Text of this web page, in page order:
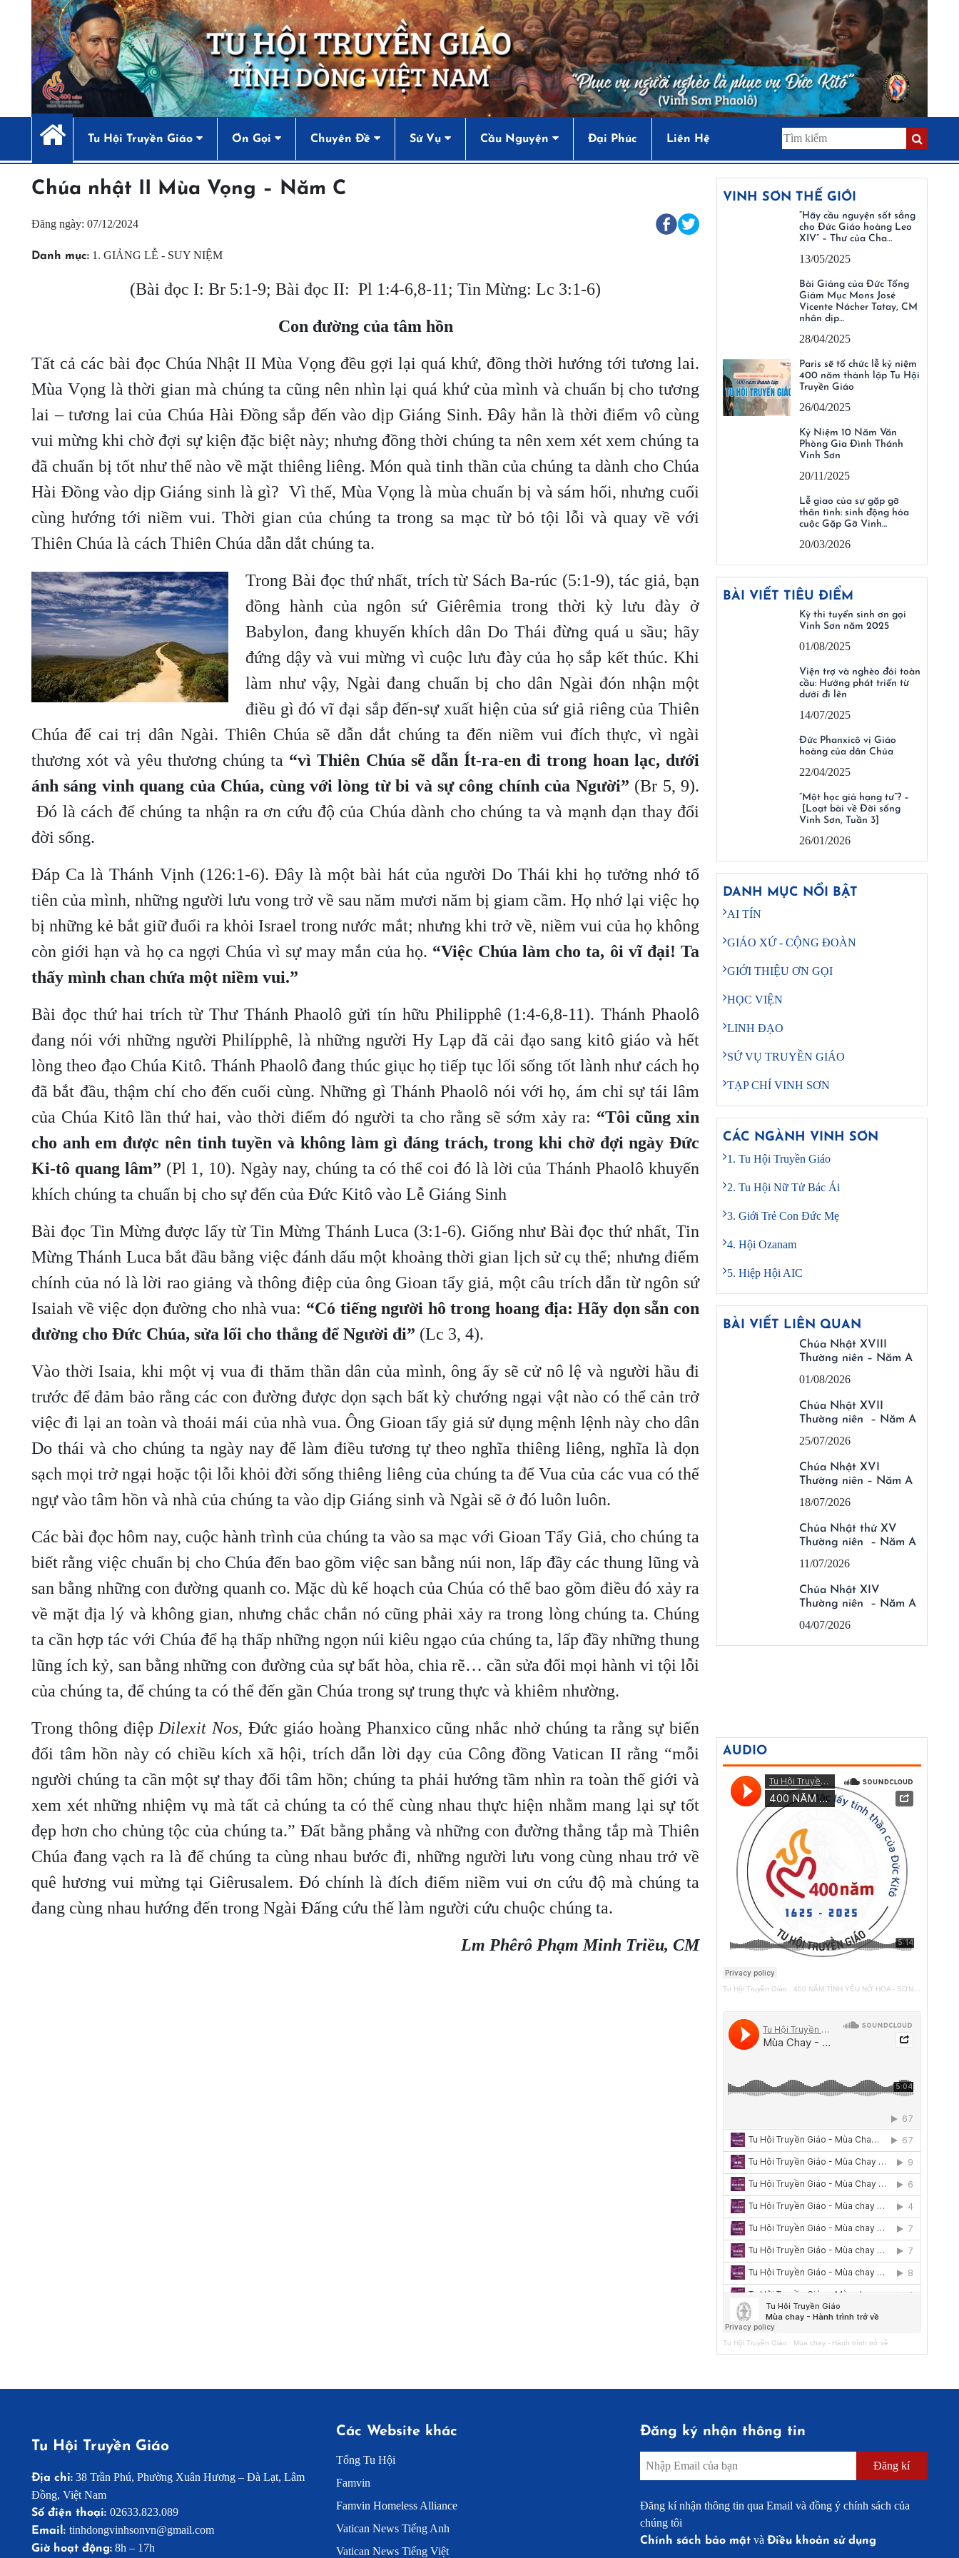
Tu Hội Truyền Giáo Ơn Gọi Chuyên Đề Sứ Vụ Cầu Nguyện Đại Phúc Liên Hệ
Chúa nhật II Mùa Vọng – Năm C
Đăng ngày: 07/12/2024
Danh mục: 1. GIẢNG LỄ - SUY NIỆM
(Bài đọc I: Br 5:1-9; Bài đọc II: Pl 1:4-6,8-11; Tin Mừng: Lc 3:1-6)
Con đường của tâm hồn
Tất cả các bài đọc Chúa Nhật II Mùa Vọng đều gợi lại quá khứ, đồng thời hướng tới tương lai.
Mùa Vọng là thời gian mà chúng ta cũng nên nhìn lại quá khứ của mình và chuẩn bị cho tương
lai – tương lai của Chúa Hài Đồng sắp đến vào dịp Giáng Sinh. Đây hẳn là thời điểm vô cùng
vui mừng khi chờ đợi sự kiện đặc biệt này; nhưng đồng thời chúng ta nên xem xét xem chúng ta
đã chuẩn bị tốt như thế nào về mặt thiêng liêng. Món quà tinh thần của chúng ta dành cho Chúa
Hài Đồng vào dịp Giáng sinh là gì? Vì thế, Mùa Vọng là mùa chuẩn bị và sám hối, nhưng cuối
cùng hướng tới niềm vui. Thời gian của chúng ta trong sa mạc từ bỏ tội lỗi và quay về với
Thiên Chúa là cách Thiên Chúa dẫn dắt chúng ta.
Trong Bài đọc thứ nhất, trích từ Sách Ba-rúc (5:1-9), tác giả, bạn
đồng hành của ngôn sứ Giêrêmia trong thời kỳ lưu đày ở
Babylon, đang khuyến khích dân Do Thái đừng quá u sầu; hãy
đứng dậy và vui mừng vì cuộc lưu đày của họ sắp kết thúc. Khi
làm như vậy, Ngài đang chuẩn bị cho dân Ngài đón nhận một
điều gì đó vĩ đại sắp đến-sự xuất hiện của sứ giả riêng của Thiên
Chúa để cai trị dân Ngài. Thiên Chúa sẽ dẫn dắt chúng ta đến niềm vui đích thực, vì ngài
thương xót và yêu thương chúng ta “vì Thiên Chúa sẽ dẫn Ít-ra-en đi trong hoan lạc, dưới
ánh sáng vinh quang của Chúa, cùng với lòng từ bi và sự công chính của Người” (Br 5, 9).
Đó là cách để chúng ta nhận ra ơn cứu độ của Chúa dành cho chúng ta và mạnh dạn thay đổi
đời sống.
Đáp Ca là Thánh Vịnh (126:1-6). Đây là một bài hát của người Do Thái khi họ tưởng nhớ tổ
tiên của mình, những người lưu vong trở về sau năm mươi năm bị giam cầm. Họ nhớ lại việc họ
bị những kẻ bắt giữ đuổi ra khỏi Israel trong nước mắt; nhưng khi trở về, niềm vui của họ không
còn giới hạn và họ ca ngợi Chúa vì sự may mắn của họ. “Việc Chúa làm cho ta, ôi vĩ đại! Ta
thấy mình chan chứa một niềm vui.”
Bài đọc thứ hai trích từ Thư Thánh Phaolô gửi tín hữu Philipphê (1:4-6,8-11). Thánh Phaolô
đang nói với những người Philípphê, là những người Hy Lạp đã cải đạo sang kitô giáo và hết
lòng theo đạo Chúa Kitô. Thánh Phaolô đang thúc giục họ tiếp tục lối sống tốt lành như cách họ
đã bắt đầu, thậm chí cho đến cuối cùng. Những gì Thánh Phaolô nói với họ, ám chỉ sự tái lâm
của Chúa Kitô lần thứ hai, vào thời điểm đó người ta cho rằng sẽ sớm xảy ra: “Tôi cũng xin
cho anh em được nên tinh tuyền và không làm gì đáng trách, trong khi chờ đợi ngày Đức
Ki-tô quang lâm” (Pl 1, 10). Ngày nay, chúng ta có thể coi đó là lời của Thánh Phaolô khuyến
khích chúng ta chuẩn bị cho sự đến của Đức Kitô vào Lễ Giáng Sinh
Bài đọc Tin Mừng được lấy từ Tin Mừng Thánh Luca (3:1-6). Giống như Bài đọc thứ nhất, Tin
Mừng Thánh Luca bắt đầu bằng việc đánh dấu một khoảng thời gian lịch sử cụ thể; nhưng điểm
chính của nó là lời rao giảng và thông điệp của ông Gioan tẩy giả, một câu trích dẫn từ ngôn sứ
Isaiah về việc dọn đường cho nhà vua: “Có tiếng người hô trong hoang địa: Hãy dọn sẵn con
đường cho Đức Chúa, sửa lối cho thẳng để Người đi” (Lc 3, 4).
Vào thời Isaia, khi một vị vua đi thăm thần dân của mình, ông ấy sẽ cử nô lệ và người hầu đi
trước để đảm bảo rằng các con đường được dọn sạch bất kỳ chướng ngại vật nào có thể cản trở
việc đi lại an toàn và thoải mái của nhà vua. Ông Gioan tẩy giả sử dụng mệnh lệnh này cho dân
Do thái và cho chúng ta ngày nay để làm điều tương tự theo nghĩa thiêng liêng, nghĩa là dọn
sạch mọi trở ngại hoặc tội lỗi khỏi đời sống thiêng liêng của chúng ta để Vua của các vua có thể
ngự vào tâm hồn và nhà của chúng ta vào dịp Giáng sinh và Ngài sẽ ở đó luôn luôn.
Các bài đọc hôm nay, cuộc hành trình của chúng ta vào sa mạc với Gioan Tẩy Giả, cho chúng ta
biết rằng việc chuẩn bị cho Chúa đến bao gồm việc san bằng núi non, lấp đầy các thung lũng và
san bằng những con đường quanh co. Mặc dù kế hoạch của Chúa có thể bao gồm điều đó xảy ra
về mặt địa lý và không gian, nhưng chắc chắn nó cũng phải xảy ra trong lòng chúng ta. Chúng
ta cần hợp tác với Chúa để hạ thấp những ngọn núi kiêu ngạo của chúng ta, lấp đầy những thung
lũng ích kỷ, san bằng những con đường của sự bất hòa, chia rẽ… cần sửa đổi mọi hành vi tội lỗi
của chúng ta, để chúng ta có thể đến gần Chúa trong sự trung thực và khiêm nhường.
Trong thông điệp Dilexit Nos, Đức giáo hoàng Phanxico cũng nhắc nhở chúng ta rằng sự biến
đổi tâm hồn này có chiều kích xã hội, trích dẫn lời dạy của Công đồng Vatican II rằng “mỗi
người chúng ta cần một sự thay đổi tâm hồn; chúng ta phải hướng tầm nhìn ra toàn thế giới và
xem xét những nhiệm vụ mà tất cả chúng ta có thể cùng nhau thực hiện nhằm mang lại sự tốt
đẹp hơn cho chủng tộc của chúng ta.” Đất bằng phẳng và những con đường thẳng tắp mà Thiên
Chúa đang vạch ra là để chúng ta cùng nhau bước đi, những người lưu vong cùng nhau trở về
quê hương vui mừng tại Giêrusalem. Đó chính là đích điểm niềm vui ơn cứu độ mà chúng ta
đang cùng nhau hướng đến trong Ngài Đấng cứu thế làm người cứu chuộc chúng ta.
Lm Phêrô Phạm Minh Triều, CM
VINH SƠN THẾ GIỚI
“Hãy cầu nguyện sốt sắng
cho Đức Giáo hoàng Leo
XIV” – Thư của Cha…
13/05/2025
Bài Giảng của Đức Tổng
Giám Mục Mons José
Vicente Nácher Tatay, CM
nhân dịp…
28/04/2025
Paris sẽ tổ chức lễ kỷ niệm
400 năm thành lập Tu Hội
Truyền Giáo
26/04/2025
Kỷ Niệm 10 Năm Văn
Phòng Gia Đình Thánh
Vinh Sơn
20/11/2025
Lễ giao của sự gặp gỡ
thân tình: sinh động hóa
cuộc Gặp Gỡ Vinh…
20/03/2026
BÀI VIẾT TIÊU ĐIỂM
Kỳ thi tuyển sinh ơn gọi
Vinh Sơn năm 2025
01/08/2025
Viện trợ và nghèo đói toàn
cầu: Hướng phát triển từ
dưới đi lên
14/07/2025
Đức Phanxicô vị Giáo
hoàng của dân Chúa
22/04/2025
“Một học giả hạng tư”? –
[Loạt bài về Đời sống
Vinh Sơn, Tuần 3]
26/01/2026
DANH MỤC NỔI BẬT
AI TÍN
GIÁO XỨ - CỘNG ĐOÀN
GIỚI THIỆU ƠN GỌI
HỌC VIỆN
LINH ĐẠO
SỨ VỤ TRUYỀN GIÁO
TẠP CHÍ VINH SƠN
CÁC NGÀNH VINH SƠN
1. Tu Hội Truyền Giáo
2. Tu Hội Nữ Tử Bác Ái
3. Giới Trẻ Con Đức Mẹ
4. Hội Ozanam
5. Hiệp Hội AIC
BÀI VIẾT LIÊN QUAN
Chúa Nhật XVIII
Thường niên – Năm A
01/08/2026
Chúa Nhật XVII
Thường niên – Năm A
25/07/2026
Chúa Nhật XVI
Thường niên – Năm A
18/07/2026
Chúa Nhật thứ XV
Thường niên – Năm A
11/07/2026
Chúa Nhật XIV
Thường niên – Năm A
04/07/2026
AUDIO
Tu Hội Truyền Giáo · 400 NĂM TÌNH YÊU NỞ HOA - SƠN TÚI ĐỎ
Tu Hội Truyền Giáo · Mùa chay - Hành trình trở về
Tu Hội Truyền Giáo
Địa chỉ: 38 Trần Phú, Phường Xuân Hương – Đà Lạt, Lâm
Đồng, Việt Nam
Số điện thoại: 02633.823.089
Email: tinhdongvinhsonvn@gmail.com
Giờ hoạt động: 8h – 17h
Các Website khác
Tổng Tu Hội
Famvin
Famvin Homeless Alliance
Vatican News Tiếng Anh
Vatican News Tiếng Việt
Đăng ký nhận thông tin
Đăng kí
Đăng kí nhận thông tin qua Email và đồng ý chính sách của
chúng tôi
Chính sách bảo mật vàĐiều khoản sử dụng